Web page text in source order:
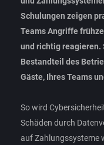
Schulungen zeigen
Teams Angriffe
und richtig reagieren.
Bestandteil des
Gäste, Ihres Teams
So wird
Schäden durch
auf Zahlungssysteme